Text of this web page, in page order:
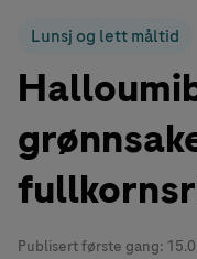
Lunsj og lett måltid
Publisert første gang: